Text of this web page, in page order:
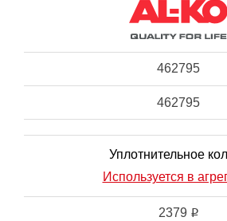
462795
462795
Уплотнительное
Используется в
2379 i